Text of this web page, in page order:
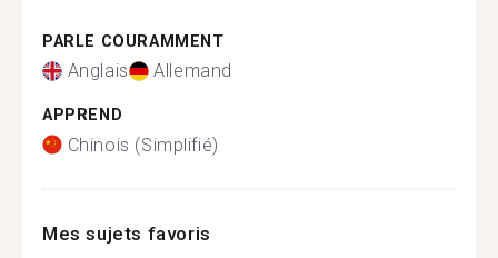
PARLE COURAMMENT
Anglais Allemand
APPREND
Chinois (Simplifié)
Mes sujets favoris